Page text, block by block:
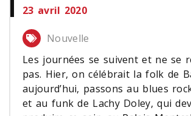
23 avril 2020
Nouvelle
Les journées se suivent et ne se
pas. Hier, on célébrait la folk de
aujourd’hui, passons au blues
et au funk de Lachy Doley, qui